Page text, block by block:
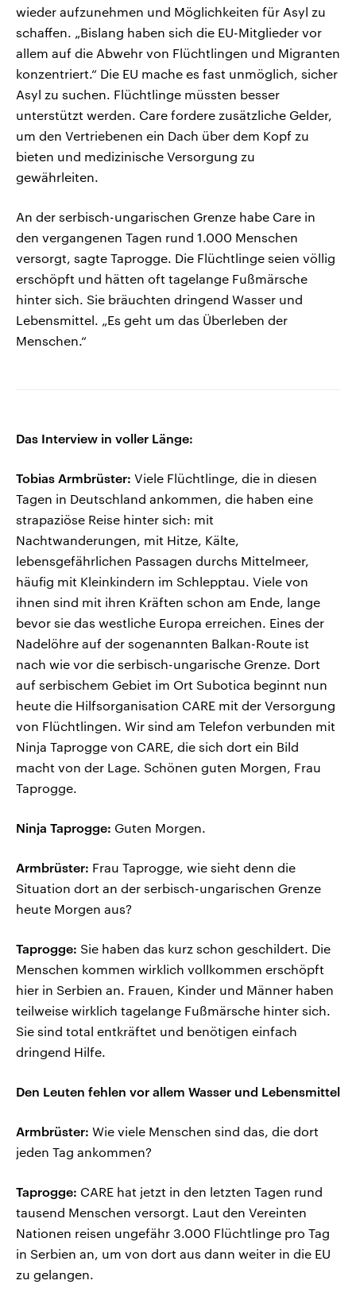
wieder aufzunehmen und Möglichkeiten für Asyl zu
schaffen. „Bislang haben sich die EU-Mitglieder vor
allem auf die Abwehr von Flüchtlingen und Migranten
konzentriert.“ Die EU mache es fast unmöglich, sicher
Asyl zu suchen. Flüchtlinge müssten besser
unterstützt werden. Care fordere zusätzliche Gelder,
um den Vertriebenen ein Dach über dem Kopf zu
bieten und medizinische Versorgung zu
gewährleiten.
An der serbisch-ungarischen Grenze habe Care in
den vergangenen Tagen rund 1.000 Menschen
versorgt, sagte Taprogge. Die Flüchtlinge seien völlig
erschöpft und hätten oft tagelange Fußmärsche
hinter sich. Sie bräuchten dringend Wasser und
Lebensmittel. „Es geht um das Überleben der
Menschen.“
Das Interview in voller Länge:
Tobias Armbrüster: Viele Flüchtlinge, die in diesen
Tagen in Deutschland ankommen, die haben eine
strapaziöse Reise hinter sich: mit
Nachtwanderungen, mit Hitze, Kälte,
lebensgefährlichen Passagen durchs Mittelmeer,
häufig mit Kleinkindern im Schlepptau. Viele von
ihnen sind mit ihren Kräften schon am Ende, lange
bevor sie das westliche Europa erreichen. Eines der
Nadelöhre auf der sogenannten Balkan-Route ist
nach wie vor die serbisch-ungarische Grenze. Dort
auf serbischem Gebiet im Ort Subotica beginnt nun
heute die Hilfsorganisation CARE mit der Versorgung
von Flüchtlingen. Wir sind am Telefon verbunden mit
Ninja Taprogge von CARE, die sich dort ein Bild
macht von der Lage. Schönen guten Morgen, Frau
Taprogge.
Ninja Taprogge: Guten Morgen.
Armbrüster: Frau Taprogge, wie sieht denn die
Situation dort an der serbisch-ungarischen Grenze
heute Morgen aus?
Taprogge: Sie haben das kurz schon geschildert. Die
Menschen kommen wirklich vollkommen erschöpft
hier in Serbien an. Frauen, Kinder und Männer haben
teilweise wirklich tagelange Fußmärsche hinter sich.
Sie sind total entkräftet und benötigen einfach
dringend Hilfe.
Den Leuten fehlen vor allem Wasser und Lebensmittel
Armbrüster: Wie viele Menschen sind das, die dort
jeden Tag ankommen?
Taprogge: CARE hat jetzt in den letzten Tagen rund
tausend Menschen versorgt. Laut den Vereinten
Nationen reisen ungefähr 3.000 Flüchtlinge pro Tag
in Serbien an, um von dort aus dann weiter in die EU
zu gelangen.